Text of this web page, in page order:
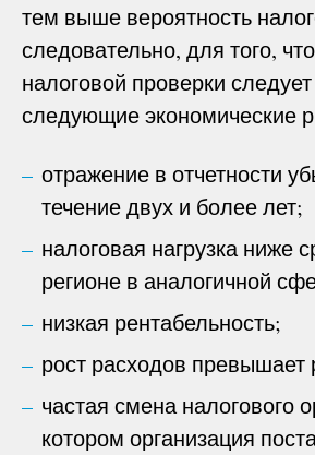
тем выше вероятность
следовательно, для того,
налоговой проверки
следующие экономические
отражение в отчетности
течение двух и более лет;
налоговая нагрузка ниже
регионе в аналогичной
низкая рентабельность;
рост расходов превышает
частая смена налогового
котором организация